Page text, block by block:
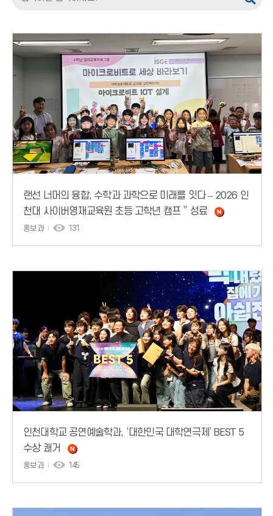
랜선 너머의 융합, 수학과 과학으로 미래를 잇다 – 2026 인
천대 사이버영재교육원 초등 고학년 캠프 ” 성료
홍보과 131
인천대학교 공연예술학과, ‘대한민국 대학연극제’ BEST 5
수상 쾌거
홍보과 145